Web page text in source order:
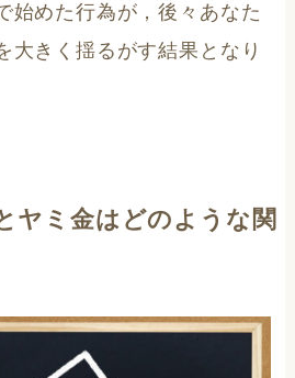
始めた行為が，後々あなた
大きく揺るがす結果となり
ヤミ金はどのような関